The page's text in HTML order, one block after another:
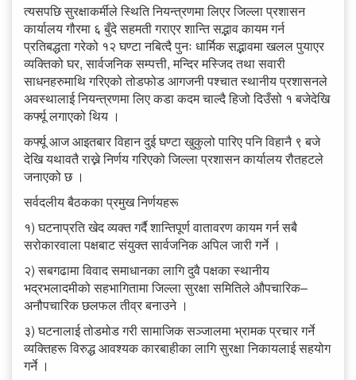
त्यसपछि सुरक्षाकर्मीले स्थिति नियन्त्रणमा लिएर जिल्ला प्रशासन
कार्यालय गौरमा ६ बुँदे सहमती गराएर शान्ति सद्भाव कायम गर्न
प्रतिबद्धता गरेको १२ घण्टा नबित्दै पुनः धार्मिक सद्भावमा खलल पुयाएर
व्यक्तिको घर, सार्वजनिक सम्पत्ती, मन्दिर मस्जिद तथा सवारी
साधनहरुमाथि गरिएको तोडफोड आगजनी पश्चात स्थानीय प्रशासनले
अवस्थालाई नियन्त्रणमा लिए कडा कदम चाल्दै हिजो दिउँसो १ बजेदेखि
कर्फ्यू लगाएको थिय ।
कर्फ्यू आज आइतबार विहान दुई घण्टा खुकुलो पारिए पनि विहानै ९ बजे
देखि यथावतै राख्ने निर्णय गरिएको जिल्ला प्रशासन कार्यालय रौतहटले
जनाएको छ ।
सर्वदलीय बैठकका प्रमुख निर्णयहरू
१) घटनाप्रति खेद व्यक्त गर्दै शान्तिपूर्ण वातावरण कायम गर्न सबै
सरोकारवाला पक्षबाट संयुक्त सार्वजनिक अपिल जारी गर्ने ।
२) सबगढामा विवाद समाधानका लागि दुवै पक्षका स्थानीय
भद्रभलादमीको सहभागितामा जिल्ला सुरक्षा समितिले औपचारिक–
अनौपचारिक छलफल तीव्र बनाउने ।
३) घटनालाई तोडमोड गरी सामाजिक सञ्जालमा भ्रामक प्रचार गर्ने
व्यक्तिहरू विरुद्ध आवश्यक कारबाहीका लागि सुरक्षा निकायलाई सहयोग
गर्ने ।